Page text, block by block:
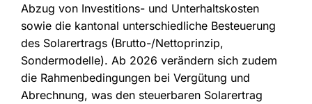
Abzug von Investitions- und Unterhaltskosten
sowie die kantonal unterschiedliche Besteuerung
des Solarertrags (Brutto-/Nettoprinzip,
Sondermodelle). Ab 2026 verändern sich zudem
die Rahmenbedingungen bei Vergütung und
Abrechnung, was den steuerbaren Solarertrag